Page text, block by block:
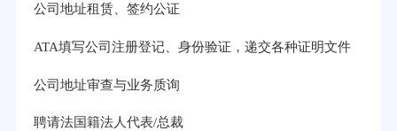
公司地址租赁、签约公证
ATA填写公司注册登记、身份验证，递交各种证明文件
公司地址审查与业务质询
聘请法国籍法人代表/总裁